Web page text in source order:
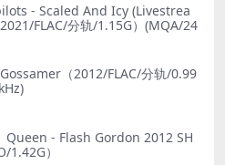
- Scaled And Icy (Livestrea
FLAC/分轨/1.15G）(MQA/24
（2012/FLAC/分轨/0.99
Queen - Flash Gordon 2012 SH
1.42G）